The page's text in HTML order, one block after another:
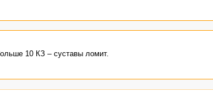
10 КЗ – суставы ломит.